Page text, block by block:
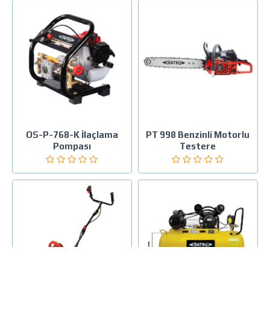
OS-P-768-K İlaçlama
Pompası
PT 998 Benzinli Motorlu
Testere